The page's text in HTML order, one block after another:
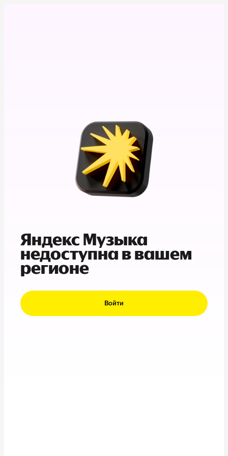
Яндекс Музыка
недоступна в вашем
регионе
Войти